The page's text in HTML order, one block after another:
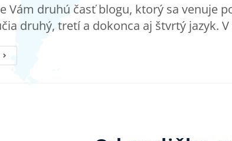
Vám druhú časť blogu, ktorý sa venuje
druhý, tretí a dokonca aj štvrtý jazyk.